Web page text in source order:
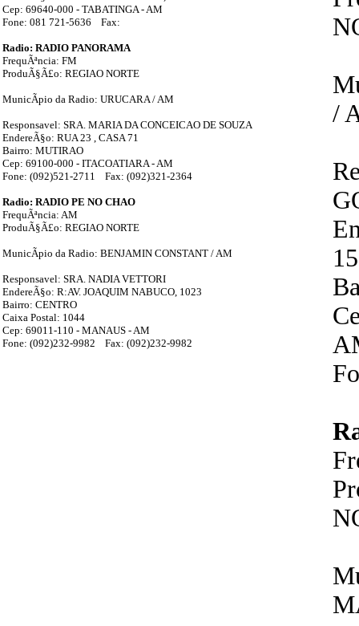
Cep: 69640-000 - TABATINGA - AM
Fone: 081 721-5636 Fax:
Radio: RADIO PANORAMA
FrequÃªncia: FM
ProduÃ§Ã£o: REGIAO NORTE
MunicÃ­pio da Radio: URUCARA / AM
Responsavel: SRA. MARIA DA CONCEICAO DE SOUZA
EndereÃ§o: RUA 23 , CASA 71
Bairro: MUTIRAO
Cep: 69100-000 - ITACOATIARA - AM
Fone: (092)521-2711 Fax: (092)321-2364
Radio: RADIO PE NO CHAO
FrequÃªncia: AM
ProduÃ§Ã£o: REGIAO NORTE
MunicÃ­pio da Radio: BENJAMIN CONSTANT / AM
Responsavel: SRA. NADIA VETTORI
EndereÃ§o: R:AV. JOAQUIM NABUCO, 1023
Bairro: CENTRO
Caixa Postal: 1044
Cep: 69011-110 - MANAUS - AM
Fone: (092)232-9982 Fax: (092)232-9982
/